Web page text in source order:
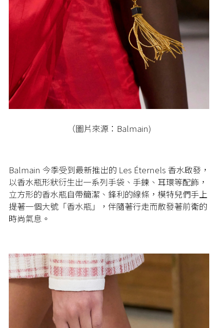
（圖片來源：Balmain)
Balmain 今季受到最新推出的 Les Éternels 香水啟發，
以香水瓶形狀衍生出一系列手袋、手鍊、耳環等配飾，
立方形的香水瓶自帶簡潔、鋒利的線條，模特兒們手上
提著一個大號「香水瓶」，伴隨著行走而散發著前衛的
時尚氣息。